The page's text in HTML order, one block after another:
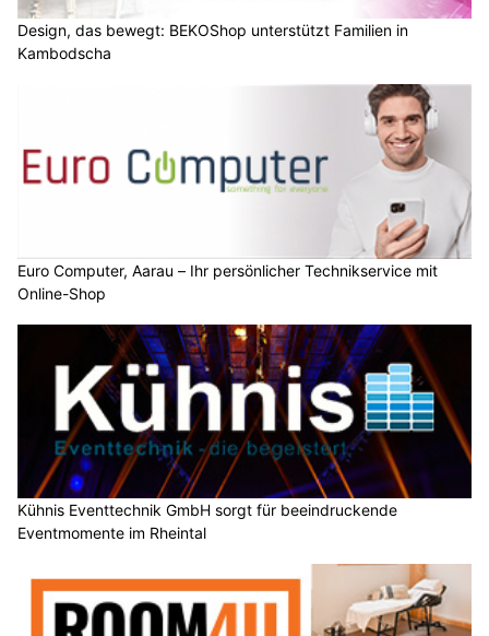
Design, das bewegt: BEKOShop unterstützt Familien in
Kambodscha
Euro Computer, Aarau – Ihr persönlicher Technikservice mit
Online-Shop
Kühnis Eventtechnik GmbH sorgt für beeindruckende
Eventmomente im Rheintal